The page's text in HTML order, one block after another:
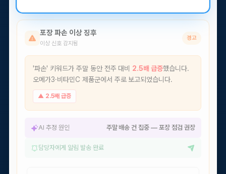
② 이상 탐지
포장 파손 이상 징후
이상 신호 감지됨
경고
'파손' 키워드가 주말 동안 전주 대비 2.5배 급증했습니다.
오메가3·비타민C 제품군에서 주로 보고되었습니다.
▲ 2.5배 급증
AI 추정 원인 주말 배송 건 집중 — 포장 점검 권장
담당자에게 알림 발송 완료